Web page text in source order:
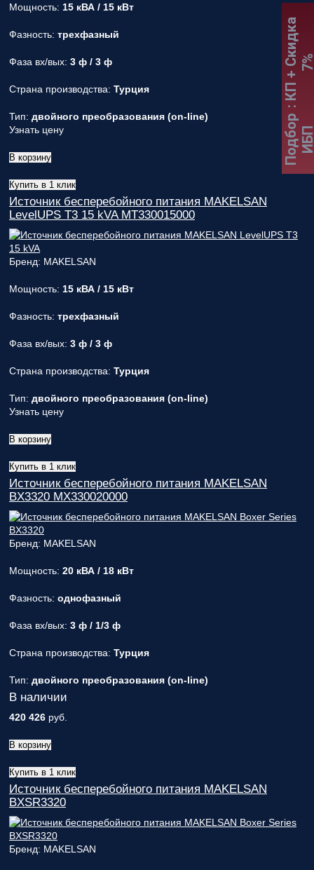
Мощность: 15 кВА / 15 кВт
Фазность: трехфазный
Фаза вх/вых: 3 ф / 3 ф
Страна производства: Турция
Тип: двойного преобразования (on-line)
Узнать цену
В корзину
Купить в 1 клик
Источник бесперебойного питания MAKELSAN
LevelUPS T3 15 kVA MT330015000
Бренд: MAKELSAN
Мощность: 15 кВА / 15 кВт
Фазность: трехфазный
Фаза вх/вых: 3 ф / 3 ф
Страна производства: Турция
Тип: двойного преобразования (on-line)
Узнать цену
В корзину
Купить в 1 клик
Источник бесперебойного питания MAKELSAN
BX3320 MX330020000
Бренд: MAKELSAN
Мощность: 20 кВА / 18 кВт
Фазность: однофазный
Фаза вх/вых: 3 ф / 1/3 ф
Страна производства: Турция
Тип: двойного преобразования (on-line)
В наличии
420 426 руб.
В корзину
Купить в 1 клик
Источник бесперебойного питания MAKELSAN
BXSR3320
Бренд: MAKELSAN
Подбор
:
К
П
+
С
к
и
д
к
а
7